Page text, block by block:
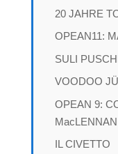
20 JAHRE
OPEAN11:
SULI
VOODOO
OPEAN 9:
MacLENNAN
IL CIVETTO